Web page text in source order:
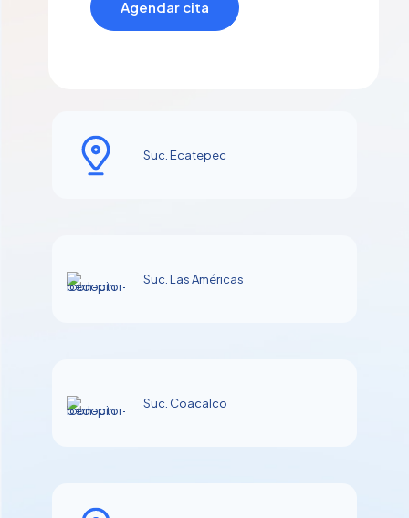
Suc. Ecatepec
Suc. Las Américas
Suc. Coacalco